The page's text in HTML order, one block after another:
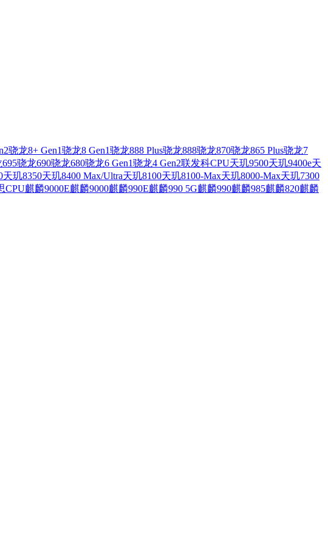
骁龙8+ Gen1骁龙8 Gen1骁龙888 Plus骁龙888骁龙870骁龙865 Plus骁龙7
骁龙690骁龙680骁龙6 Gen1骁龙4 Gen2联发科CPU天玑9500天玑9400e天
天玑8350天玑8400 Max/Ultra天玑8100天玑8100-Max天玑8000-Max天玑7300
CPU麒麟9000E麒麟9000麒麟990E麒麟990 5G麒麟990麒麟985麒麟820麒麟